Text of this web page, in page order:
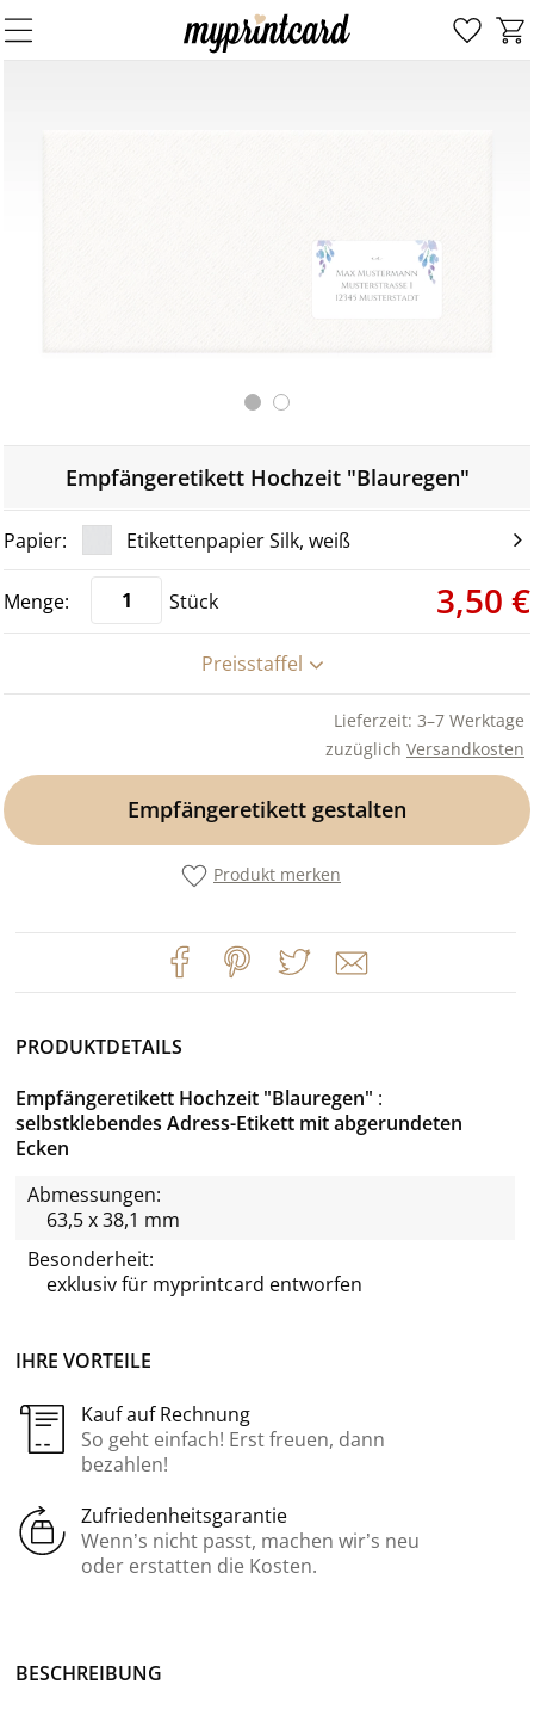
Empfängeretikett Hochzeit "Blauregen"
Etikettenpapier Silk, weiß
Stück 3,50 €
Preisstaffel
Lieferzeit: 3–7 Werktage
zuzüglich Versandkosten
Empfängeretikett gestalten
Produkt merken
IHRE VORTEILE
Kauf auf Rechnung
So geht einfach! Erst freuen, dann
bezahlen!
Zufriedenheitsgarantie
Wenn’s nicht passt, machen wir’s neu
oder erstatten die Kosten.
PRODUKTDETAILS
Empfängeretikett Hochzeit "Blauregen"
selbstklebendes Adress-Etikett mit abgerundeten
Ecken
Abmessungen:
63,5 x 38,1 mm
Besonderheit:
exklusiv für myprintcard entworfen
BE­SCHREI­BUNG